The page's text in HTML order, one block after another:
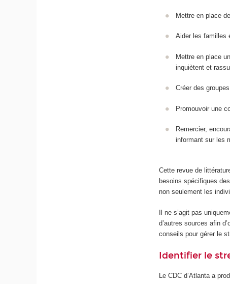
Mettre en place
Aider les familles
Mettre en place
inquiètent et
Créer des
Promouvoir une
Remercier,
informant sur les
Cette revue de
besoins spécifiques
non seulement les
Il ne s’agit pas
d’autres sources afin
conseils pour gérer le
Identifier le
Le CDC d’Atlanta a